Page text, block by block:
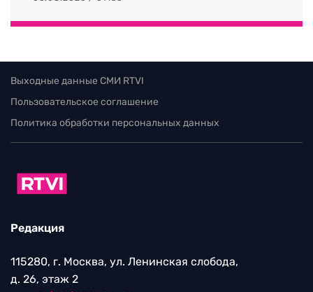
Выходные данные СМИ RTVI
Пользовательское соглашение
Политика обработки персональных данных
Редакция
115280, г. Москва, ул. Ленинская слобода,
д. 26, этаж 2